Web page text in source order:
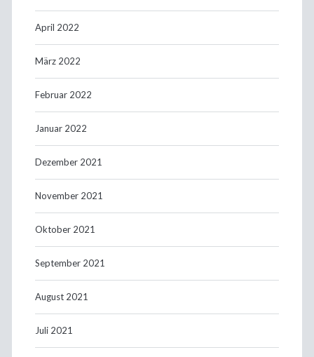
April 2022
März 2022
Februar 2022
Januar 2022
Dezember 2021
November 2021
Oktober 2021
September 2021
August 2021
Juli 2021